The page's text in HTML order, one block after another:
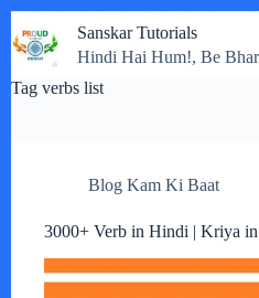
to
content
Sanskar Tutorials
Hindi Hai Hum!, Be
Tag verbs list
Blog Kam Ki Baat
3000+ Verb in Hindi | Kriya